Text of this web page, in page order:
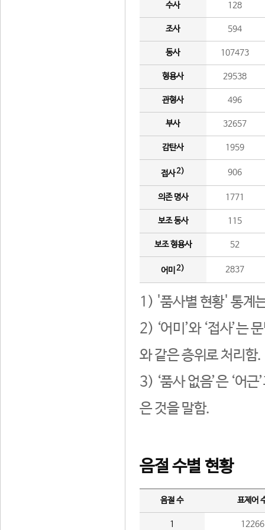
수사 128
조사 594
동사 107473
형용사 29538
관형사 496
부사 32657
감탄사 1959
접사2) 906
의존 명사 1771
보조 동사 115
보조 형용사 52
어미 2) 2837
1) '품사별 현황' 통계
2) ‘어미’와 ‘접사’는
와 같은 층위로 처리함.
3) ‘품사 없음’은 ‘어
은 것을 말함.
음절 수별 현황
음절 수 표제어
1 12266